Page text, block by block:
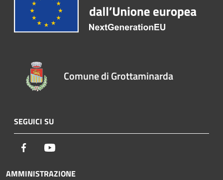
Comune di Grottaminarda
SEGUICI SU
Facebook
AMMINISTRAZIONE